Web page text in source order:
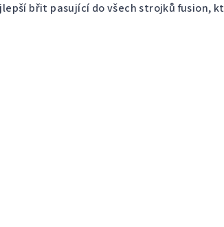
břit pasující do všech strojků fusion,